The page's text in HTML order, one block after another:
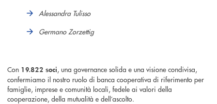
Alessandra Tulisso
Germano Zorzettig
Con 19.822 soci, una governance solida e una visione condivisa,
confermiamo il nostro ruolo di banca cooperativa di riferimento per
famiglie, imprese e comunità locali, fedele ai valori della
cooperazione, della mutualità e dell’ascolto.